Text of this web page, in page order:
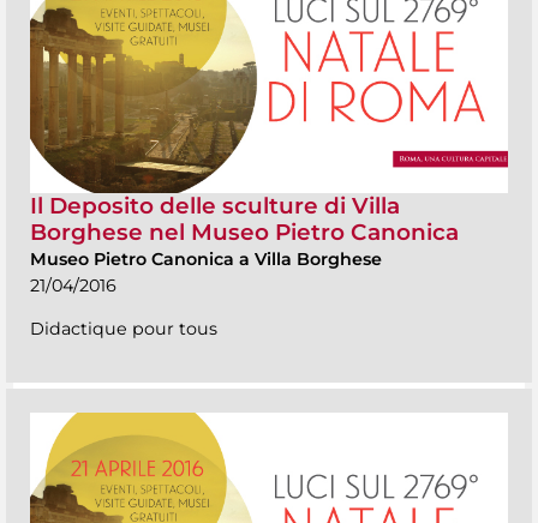
Il Deposito delle sculture di Villa
Borghese nel Museo Pietro Canonica
Museo Pietro Canonica a Villa Borghese
21/04/2016
Didactique pour tous